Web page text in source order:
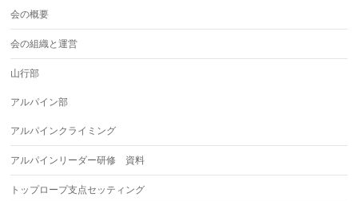
会の概要
会の組織と運営
山行部
アルパイン部
アルパインクライミング
アルパインリーダー研修 資料
トップロープ支点セッティング